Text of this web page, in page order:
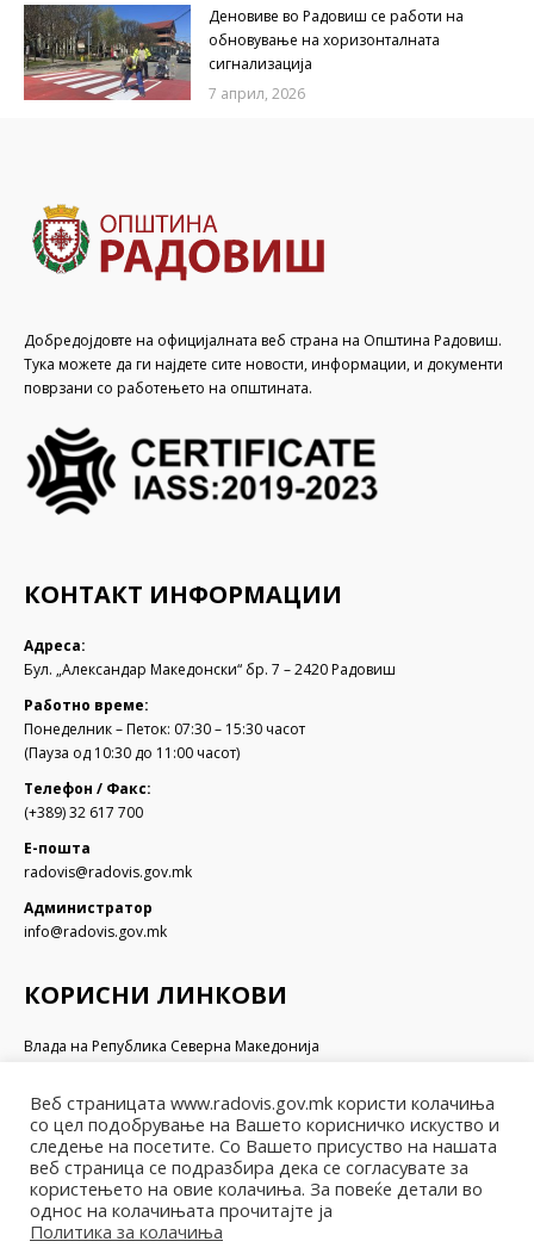
Деновиве во Радовиш се работи на
обновување на хоризонталната
сигнализација
7 април, 2026
Добредојдовте на официјалната веб страна на Општина Радовиш.
Тука можете да ги најдете сите новости, информации, и документи
поврзани со работењето на општината.
КОНТАКТ ИНФОРМАЦИИ
Адреса:
Бул. „Александар Македонски“ бр. 7 – 2420 Радовиш
Работно време:
Понеделник – Петок: 07:30 – 15:30 часот
(Пауза од 10:30 до 11:00 часот)
Телефон / Факс:
(+389) 32 617 700
Е-пошта
radovis@radovis.gov.mk
Администратор
info@radovis.gov.mk
КОРИСНИ ЛИНКОВИ
Влада на Република Северна Македонија
Министерство за финансии
Министерство за транспорт и врски
Министерство за локална самоуправа
Министерство за информатичко општество и администрација
Министерство за образование и наука
Веб страницата www.radovis.gov.mk користи колачиња
со цел подобрување на Вашето корисничко искуство и
следење на посетите. Со Вашето присуство на нашата
веб страница се подразбира дека се согласувате за
користењето на овие колачиња. За повеќе детали во
однос на колачињата прочитајте ја
Политика за колачиња